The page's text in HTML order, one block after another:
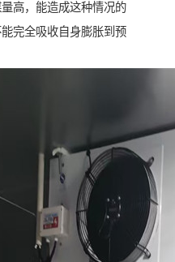
高，能造成这种情况的
完全吸收自身膨胀到预